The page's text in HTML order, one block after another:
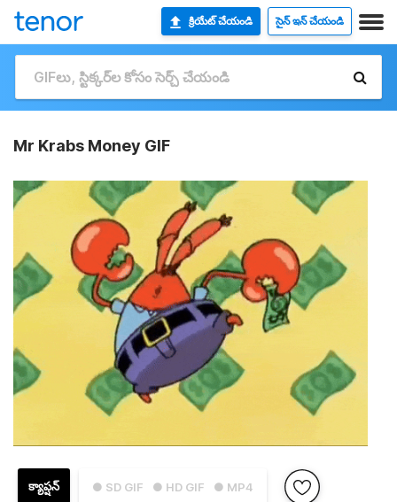
క్రియేట్ చేయండి సైన్ ఇన్ చేయండి
Mr Krabs Money GIF
● SD GIF ● HD GIF ● MP4
క్యాప్షన్